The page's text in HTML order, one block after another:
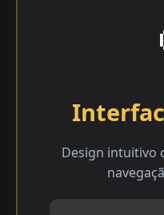
Design intuitivo